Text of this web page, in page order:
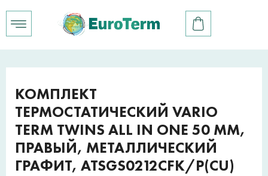
КОМПЛЕКТ
ТЕРМОСТАТИЧЕСКИЙ VARIO
TERM TWINS ALL IN ONE 50 ММ,
ПРАВЫЙ, МЕТАЛЛИЧЕСКИЙ
ГРАФИТ, ATSGS0212CFK/P(CU)